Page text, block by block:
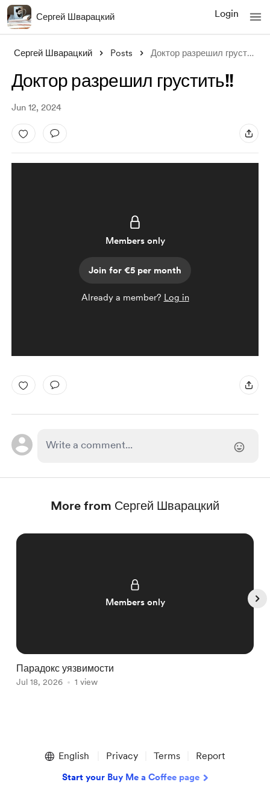
Сергей Шварацкий Login
Сергей Шварацкий Posts Доктор разрешил грустить!!
Доктор разрешил грустить!!
Jun 12, 2024
Members only
Join for €5 per month
Already a member? Log in
More from Сергей Шварацкий
Members only
Парадокс уязвимости
Jul 18, 2026 1 view
English Privacy Terms Report
Start your Buy Me a Coffee page